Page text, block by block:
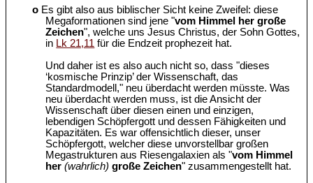
o Es gibt also aus biblischer Sicht keine Zweifel: diese
Megaformationen sind jene "vom Himmel her große
Zeichen", welche uns Jesus Christus, der Sohn Gottes,
in Lk 21,11 für die Endzeit prophezeit hat.
Und daher ist es also auch nicht so, dass "dieses
‘kosmische Prinzip’ der Wissenschaft, das
Standardmodell," neu überdacht werden müsste. Was
neu überdacht werden muss, ist die Ansicht der
Wissenschaft über diesen einen und einzigen,
lebendigen Schöpfergott und dessen Fähigkeiten und
Kapazitäten. Es war offensichtlich dieser, unser
Schöpfergott, welcher diese unvorstellbar großen
Megastrukturen aus Riesengalaxien als "vom Himmel
her(wahrlich) große Zeichen" zusammengestellt hat.